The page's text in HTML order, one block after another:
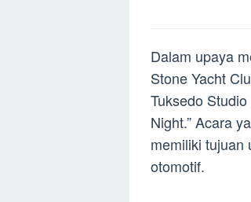
Dalam upaya
Stone Yacht
Tuksedo
Night.” Acara
memiliki tujuan
otomotif.